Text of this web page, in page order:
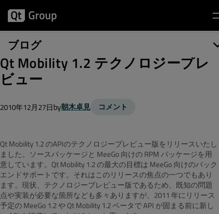
ブログ
Qt Mobility 1.2 テクノロジープレ
ビュー
2010年12月27日by朝木卓見 コメント
Qt Mobility 1.2 のAPIのテクノロジープレビュー版をリリースいたし
ました。ソースパッケージと MeeGo 向けの RPM パッケージを用
意しています。Qt Mobility 1.2 の最大の目標は MeeGo 向けのバック
エンドサポートです。それはこのリリースの焦点の一つでもあり
ます。現状、テクノロジープレビュー版であるため、既知の問題
点や実装が必要な箇所なども多々ありますが、2011 年にリリース
予定の MeeGo 1.2 や Qt Mobility 1.2 ベータで API が固まる前に新し